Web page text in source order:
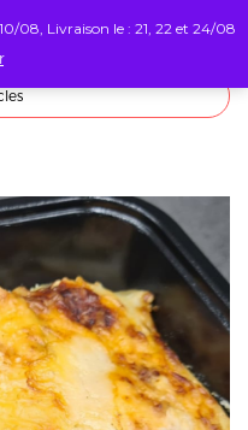
08, Livraison le : 21, 22 et 24/08